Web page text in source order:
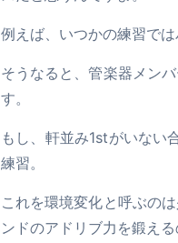
例えば、いつかの練習で
そうなると、管楽器メン
す。
もし、軒並み1stがいない
練習。
これを環境変化と呼ぶの
ンドのアドリブ力を鍛え